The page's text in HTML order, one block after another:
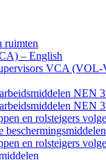
ruimten
– English
VCA
NEN
NEN
en rolsteigers
en rolsteigers